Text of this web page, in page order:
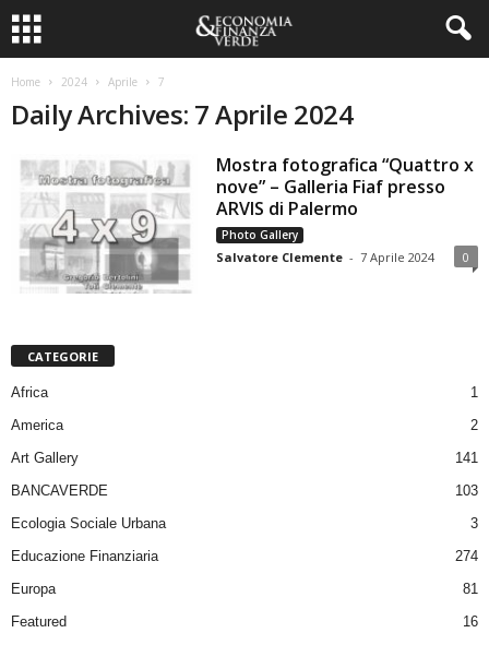
Home 2024 Aprile 7
Daily Archives: 7 Aprile 2024
Mostra fotografica “Quattro x
nove” – Galleria Fiaf presso
ARVIS di Palermo
Photo Gallery
Salvatore Clemente - 7 Aprile 2024 0
CATEGORIE
Africa
1
America
2
Art Gallery
141
BANCAVERDE
103
Ecologia Sociale Urbana
3
Educazione Finanziaria
274
Europa
81
Featured
16